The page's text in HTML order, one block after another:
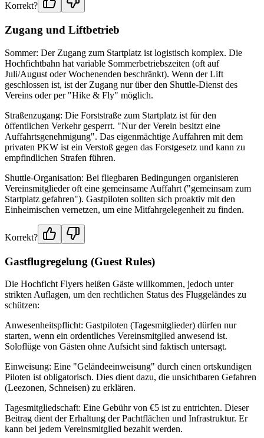
Korrekt?
Zugang und Liftbetrieb
Sommer: Der Zugang zum Startplatz ist logistisch komplex. Die
Hochfichtbahn hat variable Sommerbetriebszeiten (oft auf
Juli/August oder Wochenenden beschränkt). Wenn der Lift
geschlossen ist, ist der Zugang nur über den Shuttle-Dienst des
Vereins oder per "Hike & Fly" möglich.
Straßenzugang: Die Forststraße zum Startplatz ist für den
öffentlichen Verkehr gesperrt. "Nur der Verein besitzt eine
Auffahrtsgenehmigung". Das eigenmächtige Auffahren mit dem
privaten PKW ist ein Verstoß gegen das Forstgesetz und kann zu
empfindlichen Strafen führen.
Shuttle-Organisation: Bei fliegbaren Bedingungen organisieren
Vereinsmitglieder oft eine gemeinsame Auffahrt ("gemeinsam zum
Startplatz gefahren"). Gastpiloten sollten sich proaktiv mit den
Einheimischen vernetzen, um eine Mitfahrgelegenheit zu finden.
Korrekt?
Gastflugregelung (Guest Rules)
Die Hochficht Flyers heißen Gäste willkommen, jedoch unter
strikten Auflagen, um den rechtlichen Status des Fluggeländes zu
schützen:
Anwesenheitspflicht: Gastpiloten (Tagesmitglieder) dürfen nur
starten, wenn ein ordentliches Vereinsmitglied anwesend ist.
Soloflüge von Gästen ohne Aufsicht sind faktisch untersagt.
Einweisung: Eine "Geländeeinweisung" durch einen ortskundigen
Piloten ist obligatorisch. Dies dient dazu, die unsichtbaren Gefahren
(Leezonen, Schneisen) zu erklären.
Tagesmitgliedschaft: Eine Gebühr von €5 ist zu entrichten. Dieser
Beitrag dient der Erhaltung der Pachtflächen und Infrastruktur. Er
kann bei jedem Vereinsmitglied bezahlt werden.